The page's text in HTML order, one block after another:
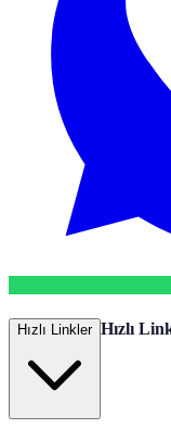
Hızlı Linkler Hızlı